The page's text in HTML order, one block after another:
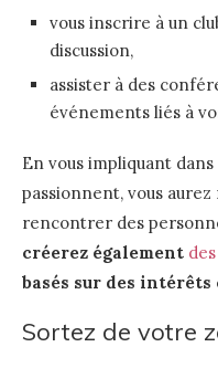
vous inscrire à un
discussion,
assister à des
événements liés à
En vous impliquant
passionnent, vous
rencontrer des
créerez également
basés sur des intérêts
Sortez de votre